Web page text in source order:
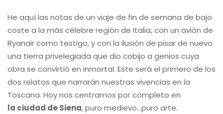
He aquí las notas de un viaje de fin de semana de bajo
coste a la más célebre región de Italia, con un avión de
Ryanair como testigo, y con la ilusión de pisar de nuevo
una tierra privelegiada que dio cobijo a genios cuya
obra se convirtió en inmortal. Este será el primero de los
dos relatos que narrarán nuestras vivencias en la
Toscana. Hoy nos centramos por completo en
la ciudad de Siena, puro medievo…puro arte.